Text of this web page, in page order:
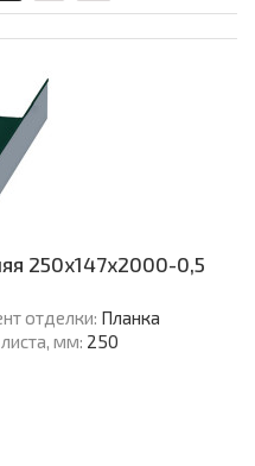
250х147х2000-0,5
отделки: Планка
мм: 250